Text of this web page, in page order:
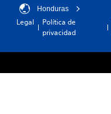
Honduras
Legal
Política de
privacidad